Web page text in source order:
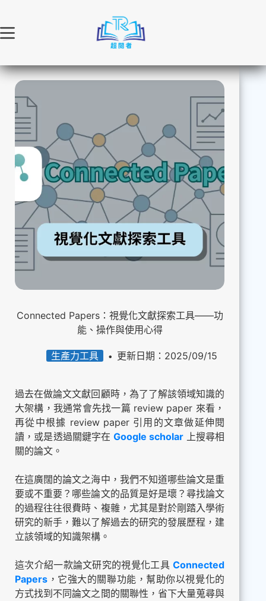
主
內
容
Connected Papers：視覺化文獻探索工具——功
能、操作與使用心得
生產力工具 更新日期：2025/09/15
過去在做論文文獻回顧時，為了了解該領域知識的
大架構，我通常會先找一篇 review paper 來看，
再從中根據 review paper 引用的文章做延伸閱
讀，或是透過關鍵字在 Google scholar上搜尋相
關的論文。
在這廣闊的論文之海中，我們不知道哪些論文是重
要或不重要？哪些論文的品質是好是壞？尋找論文
的過程往往很費時、複雜，尤其是對於剛踏入學術
研究的新手，難以了解過去的研究的發展歷程，建
立該領域的知識架構。
這次介紹一款論文研究的視覺化工具Connected
Papers ，它強大的關聯功能，幫助你以視覺化的
方式找到不同論文之間的關聯性，省下大量蒐尋與